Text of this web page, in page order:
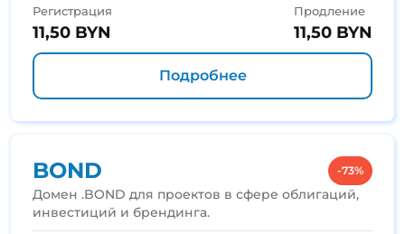
Регистрация
11,50 BYN
Продление
11,50 BYN
Подробнее
BOND -73%
Домен .BOND для проектов в сфере облигаций,
инвестиций и брендинга.